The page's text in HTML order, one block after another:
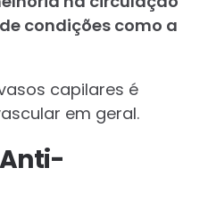
condições como a
capilares é
em geral.